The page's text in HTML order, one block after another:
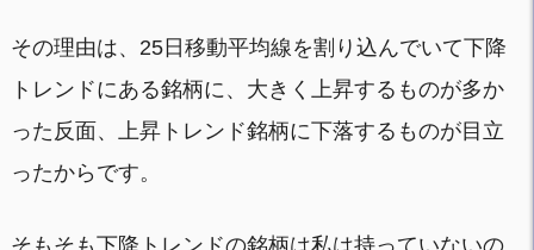
その理由は、25日移動平均線を割り込んでいて下降
トレンドにある銘柄に、大きく上昇するものが多か
った反面、上昇トレンド銘柄に下落するものが目立
ったからです。